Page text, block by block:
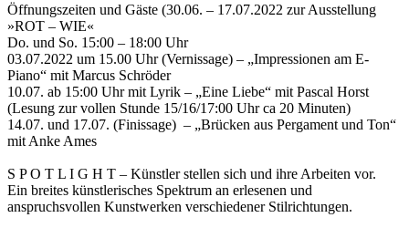
Öffnungszeiten und Gäste (30.06. – 17.07.2022 zur Ausstellung
»ROT – WIE«
Do. und So. 15:00 – 18:00 Uhr
03.07.2022 um 15.00 Uhr (Vernissage) – „Impressionen am E-
Piano“ mit Marcus Schröder
10.07. ab 15:00 Uhr mit Lyrik – „Eine Liebe“ mit Pascal Horst
(Lesung zur vollen Stunde 15/16/17:00 Uhr ca 20 Minuten)
14.07. und 17.07. (Finissage) – „Brücken aus Pergament und Ton“
mit Anke Ames
S P O T L I G H T – Künstler stellen sich und ihre Arbeiten vor.
Ein breites künstlerisches Spektrum an erlesenen und
anspruchsvollen Kunstwerken verschiedener Stilrichtungen.